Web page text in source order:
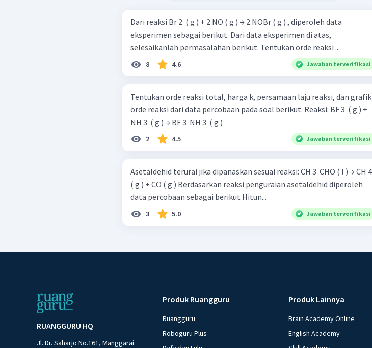
Dari reaksi Br 2 ​ ( g ) + 2 NO ( g ) → 2 NOBr ( g ) , diperoleh data
eksperimen sebagai berikut. Dari data eksperimen di atas,
selesaikanlah permasalahan berikut. Tentukan orde reaksi ...
8 4.6 Jawaban terverifikasi
Tentukan orde reaksi total, harga k, persamaan laju reaksi, dan grafik
orde reaksi dari data percobaan pada soal berikut. Reaksi: BF 3 ​ ( g ) +
NH 3 ​ ( g ) → BF 3 ​ NH 3 ​ ( g )
2 4.5 Jawaban terverifikasi
Asetaldehid terurai jika dipanaskan sesuai reaksi: CH 3 ​ CHO ( l ) → CH 4 ​
( g ) + CO ( g ) Berdasarkan reaksi penguraian asetaldehid diperoleh
data percobaan sebagai berikut Hitun...
3 5.0 Jawaban terverifikasi
RUANGGURU HQ
Jl. Dr. Saharjo No.161, Manggarai
Produk Ruangguru
Ruangguru
Roboguru Plus
Produk Lainnya
Brain Academy Online
English Academy